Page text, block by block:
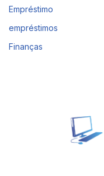
Empréstimo
empréstimos
Finanças